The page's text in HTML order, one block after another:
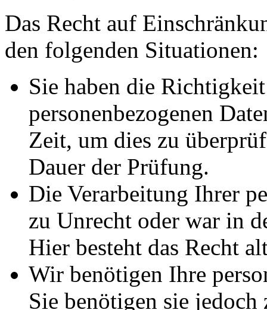
Das Recht auf
den folgenden Situationen:
Sie haben die
personenbezogenen
Zeit, um dies zu
Dauer der Prüfung.
Die Verarbeitung Ihrer
zu Unrecht oder war in
Hier besteht das Recht
Wir benötigen Ihre
Sie benötigen sie